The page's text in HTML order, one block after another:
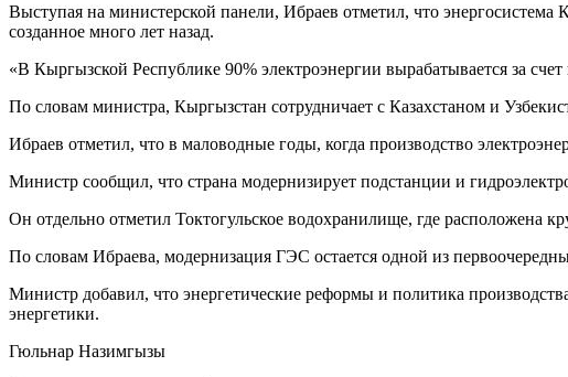
Выступая на министерской панели, Ибраев отметил, что энергосистема
созданное много лет назад.
«В Кыргызской Республике 90% электроэнергии вырабатывается за
По словам министра, Кыргызстан сотрудничает с Казахстаном и
Ибраев отметил, что в маловодные годы, когда производство
Министр сообщил, что страна модернизирует подстанции и
Он отдельно отметил Токтогульское водохранилище, где
По словам Ибраева, модернизация ГЭС остается одной из
Министр добавил, что энергетические реформы и политика
энергетики.
Гюльнар Назимгызы